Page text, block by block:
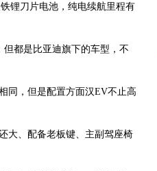
锂刀片电池，纯电续航里程有
但都是比亚迪旗下的车型，不
同，但是配置方面汉EV不止高
大、配备老板键、主副驾座椅